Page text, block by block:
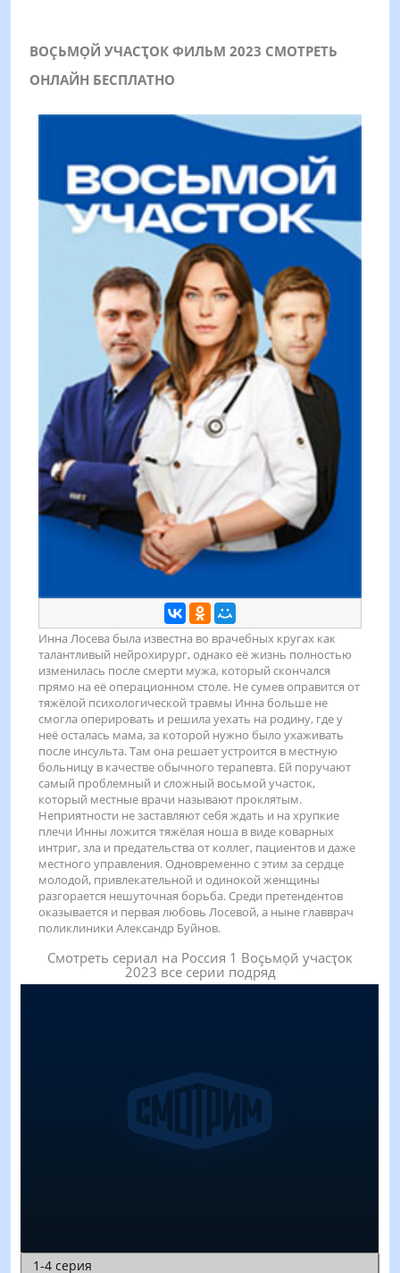
ВОÇЬМỌЙ УЧАСҬОК ФИЛЬМ 2023 СМОТРЕТЬ
ОНЛАЙН БЕСПЛАТНО
Инна Лосева была известна во врачебных кругах как
талантливый нейрохирург, однако её жизнь полностью
изменилась после смерти мужа, который скончался
прямо на её операционном столе. Не сумев оправится от
тяжёлой психологической травмы Инна больше не
смогла оперировать и решила уехать на родину, где у
неё осталась мама, за которой нужно было ухаживать
после инсульта. Там она решает устроится в местную
больницу в качестве обычного терапевта. Ей поручают
самый проблемный и сложный восьмой участок,
который местные врачи называют проклятым.
Неприятности не заставляют себя ждать и на хрупкие
плечи Инны ложится тяжёлая ноша в виде коварных
интриг, зла и предательства от коллег, пациентов и даже
местного управления. Одновременно с этим за сердце
молодой, привлекательной и одинокой женщины
разгорается нешуточная борьба. Среди претендентов
оказывается и первая любовь Лосевой, а ныне главврач
поликлиники Александр Буйнов.
Смотреть сериал на Россия 1 Воçьмọй учасҭок
2023 все серии подряд